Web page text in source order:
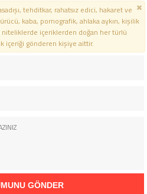
tehditkar, rahatsız edici, hakaret ve
kaba, pornografik, ahlaka aykırı, kişilik
niteliklerde içeriklerden doğan her türlü
içeriği gönderen kişiye aittir.
GÖNDER